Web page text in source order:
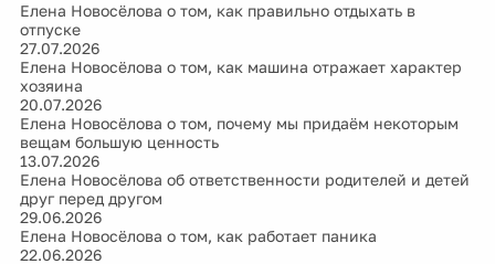
Елена Новосёлова о том, как правильно отдыхать в
отпуске
27.07.2026
Елена Новосёлова о том, как машина отражает характер
хозяина
20.07.2026
Елена Новосёлова о том, почему мы придаём некоторым
вещам большую ценность
13.07.2026
Елена Новосёлова об ответственности родителей и детей
друг перед другом
29.06.2026
Елена Новосёлова о том, как работает паника
22.06.2026